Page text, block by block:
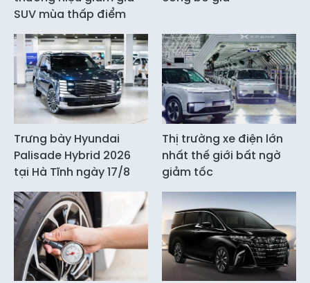
SUV mùa thấp điểm
Trưng bày Hyundai
Palisade Hybrid 2026
tại Hà Tĩnh ngày 17/8
Thị trường xe điện lớn
nhất thế giới bất ngờ
giảm tốc